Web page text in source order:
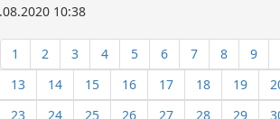
10:38
1 2 3 4 5 6 7 8 9
13
14 15 16 17 18 19
23
24 25 26 27 28 29